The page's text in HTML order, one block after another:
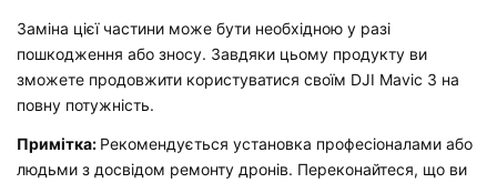
Заміна цієї частини може бути необхідною у разі
пошкодження або зносу. Завдяки цьому продукту ви
зможете продовжити користуватися своїм DJI Mavic 3 на
повну потужність.
Примітка: Рекомендується установка професіоналами або
людьми з досвідом ремонту дронів. Переконайтеся, що ви